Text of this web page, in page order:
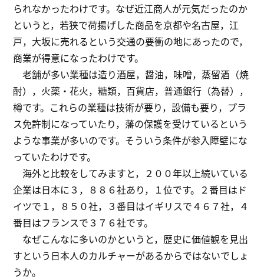
られなかったわけです。なぜ近江商人が元気だったのか
というと，若狭で荷揚げした商品を京都や名古屋，江
戸，大坂に売れるという交通の要衝の地にあったので，
商業が得意になったわけです。
老舗が多い業種は造り酒屋，醤油，味噌，蒸留酒（焼
酎），火薬・花火，糖類，百貨店，普通銀行（為替），
樽です。これらの業種は技術が要り，設備も要り，プラ
ス免許制になっていたり，藩の保護を受けているという
ような事業が多いのです。そういう条件が参入障壁にな
っていたわけです。
海外と比較をしてみますと，２００年以上続いている
企業は日本に３，８８６社あり，１位です。２番目はド
イツで１，８５０社，３番目はイギリスで４６７社，４
番目はフランスで３７６社です。
なぜこんなに多いのかというと，歴史に価値観を見出
すという日本人のカルチャーがあるからではないでしょ
うか。